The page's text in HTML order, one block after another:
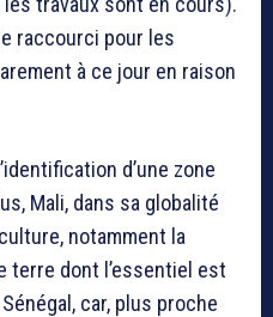
raccourci pour les
à ce jour en raison
d’une zone
Mali, dans sa globalité
notamment la
terre dont l’essentiel est
car, plus proche